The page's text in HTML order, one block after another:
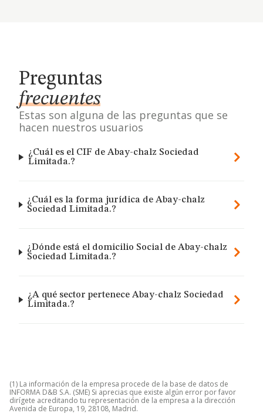
Preguntas
frecuentes
Estas son alguna de las preguntas que se
hacen nuestros usuarios
¿Cuál es el CIF de Abay-chalz Sociedad
Limitada.?
¿Cuál es la forma jurídica de Abay-chalz
Sociedad Limitada.?
¿Dónde está el domicilio Social de Abay-chalz
Sociedad Limitada.?
¿A qué sector pertenece Abay-chalz Sociedad
Limitada.?
(1) La información de la empresa procede de la base de datos de
INFORMA D&B S.A. (SME) Si aprecias que existe algún error por favor
dirígete acreditando tu representación de la empresa a la dirección
Avenida de Europa, 19, 28108, Madrid.